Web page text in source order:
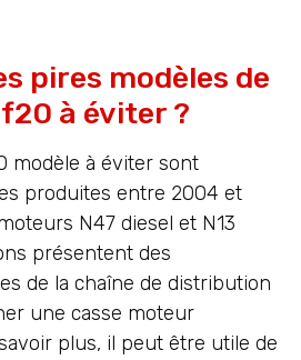
pires modèles de
à éviter ?
modèle à éviter sont
produites entre 2004 et
N47 diesel et N13
présentent des
de la chaîne de distribution
une casse moteur
plus, il peut être utile de